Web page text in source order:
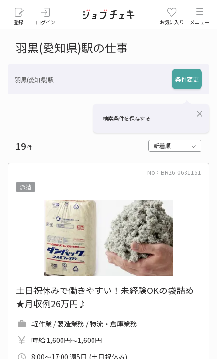
登録 ログイン お気に入り メニュー
羽黒(愛知県)駅の仕事
羽黒(愛知県)駅 条件変更
検索条件を保存する close
19件 新着順
No：BR26-0631151
派遣
土日祝休みで働きやすい！未経験OKの袋詰め
★月収例26万円♪
軽作業 / 製造業務 / 物流・倉庫業務
時給 1,600円～1,600円
8:00～17:00 週5日 (土日祝休み)